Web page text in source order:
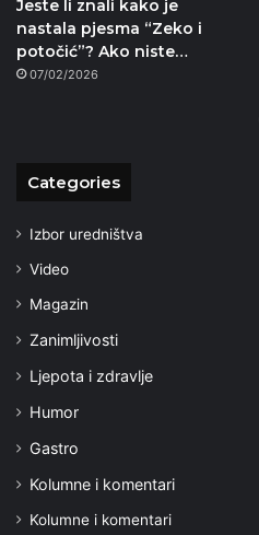
Jeste li znali kako je
nastala pjesma “Zeko i
potočić”? Ako niste…
07/02/2026
Categories
Izbor uredništva
Video
Magazin
Zanimljivosti
Ljepota i zdravlje
Humor
Gastro
Kolumne i komentari
Kolumne i komentari